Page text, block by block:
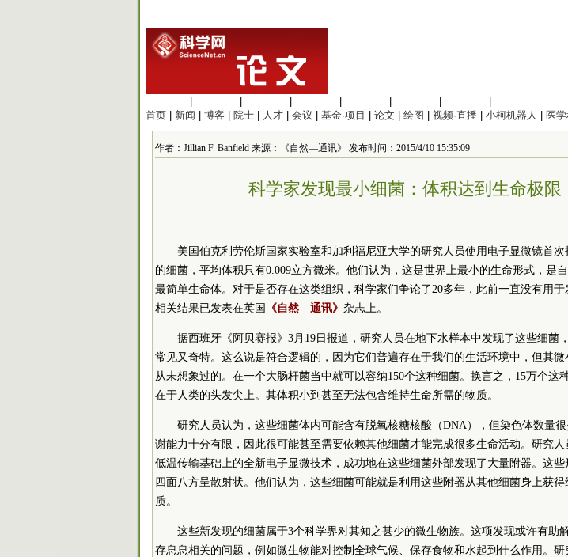
首页
新闻 博客 院士 人才 会议 基金·项目 论文 绘图 视频·直播 小柯机器人 医
作者：Jillian F. Banfield 来源：《自然—通讯》 发布时间：2015/4/10 15:35:09
科学家发现最小细菌：体积达到生命极限
美国伯克利劳伦斯国家实验室和加利福尼亚大学的研究人员使用电子显微镜首
的细菌，平均体积只有0.009立方微米。他们认为，这是世界上最小的生命形式，是
最简单生命体。对于是否存在这类组织，科学家们争论了20多年，此前一直没有用于
相关结果已发表在英国
《自然—通讯》 杂志上。
据西班牙《阿贝赛报》3月19日报道，研究人员在地下水样本中发现了这些细菌
常见又奇特。这么说是符合逻辑的，因为它们普遍存在于我们的生活环境中，但其微
从未想象过的。在一个大肠杆菌当中就可以容纳150个这种细菌。换言之，15万个这
在于人类的头发尖上。其体积小到甚至无法包含维持生命所需的物质。
研究人员认为，这些细菌体内可能含有脱氧核糖核酸（DNA），但染色体数量
谢能力十分有限，因此很可能甚至需要依赖其他细菌才能完成很多生命活动。研究
低温传输基础上的全新电子显微技术，成功地在这些细菌外部发现了大量附器。这些
四面八方呈散射状。他们认为，这些细菌可能就是利用这些附器从其他细菌身上获
质。
这些新发现的细菌属于3个科学界对其知之甚少的微生物族。这项发现或许有助
存息息相关的问题，例如微生物能对控制全球气候、保存食物和水起到什么作用。